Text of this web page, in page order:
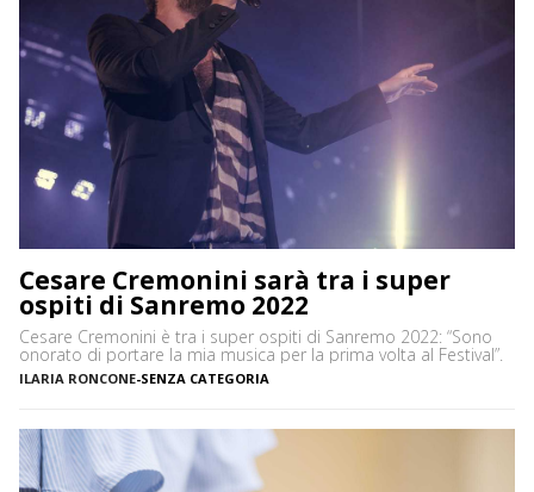
Cesare Cremonini sarà tra i super
ospiti di Sanremo 2022
Cesare Cremonini è tra i super ospiti di Sanremo 2022: “Sono
onorato di portare la mia musica per la prima volta al Festival”.
ILARIA RONCONE-SENZA CATEGORIA